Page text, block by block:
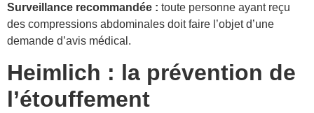
Surveillance recommandée : toute personne ayant reçu
des compressions abdominales doit faire l’objet d’une
demande d’avis médical.
Heimlich : la prévention de
l’étouffement